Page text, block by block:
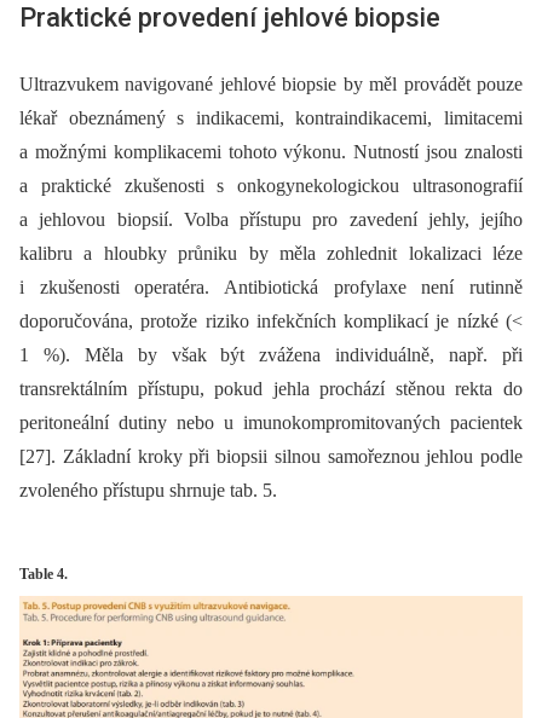
Praktické provedení jehlové biopsie
Ultrazvukem navigované jehlové biopsie by měl provádět pouze
lékař obeznámený s indikacemi, kontraindikacemi, limitacemi
a možnými komplikacemi tohoto výkonu. Nutností jsou znalosti
a praktické zkušenosti s onkogynekologickou ultrasonografií
a jehlovou biopsií. Volba přístupu pro zavedení jehly, jejího
kalibru a hloubky průniku by měla zohlednit lokalizaci léze
i zkušenosti operatéra. Antibiotická profylaxe není rutinně
doporučována, protože riziko infekčních komplikací je nízké (<
1 %). Měla by však být zvážena individuálně, např. při
transrektálním přístupu, pokud jehla prochází stěnou rekta do
peritoneální dutiny nebo u imunokompromitovaných pacientek
[27]. Základní kroky při biopsii silnou samořeznou jehlou podle
zvoleného přístupu shrnuje tab. 5.
Table 4.